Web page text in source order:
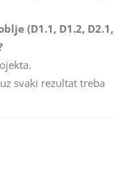
(D1.1, D1.2, D2.1,
svaki rezultat treba